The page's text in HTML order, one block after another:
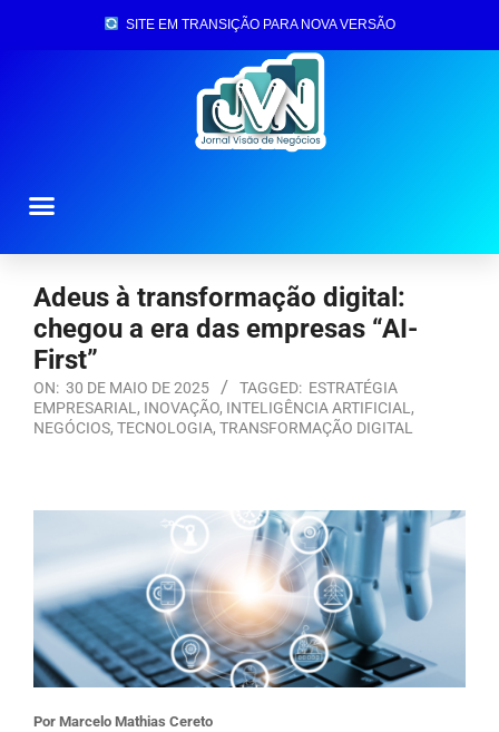
SITE EM TRANSIÇÃO PARA NOVA VERSÃO
Adeus à transformação digital:
chegou a era das empresas “AI-
First”
ON: 30 DE MAIO DE 2025 TAGGED: ESTRATÉGIA
EMPRESARIAL , INOVAÇÃO, INTELIGÊNCIA ARTIFICIAL ,
NEGÓCIOS, TECNOLOGIA, TRANSFORMAÇÃO DIGITAL
Por Marcelo Mathias Cereto